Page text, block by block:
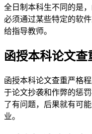
全日制本科生不同的是
必须通过某些特定的软
给指导教师。
函授本科论文查
函授本科论文查重严格
于论文抄袭和作弊的惩
了有问题，后果就有可
业。